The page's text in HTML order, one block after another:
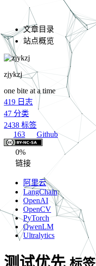
文章目录
站点概览
zjykzj
one bite at a time
419 日志
47 分类
2438 标签
163
Github
0%
链接
阿里云
LangChain
OpenAI
OpenCV
PyTorch
QwenLM
Ultralytics